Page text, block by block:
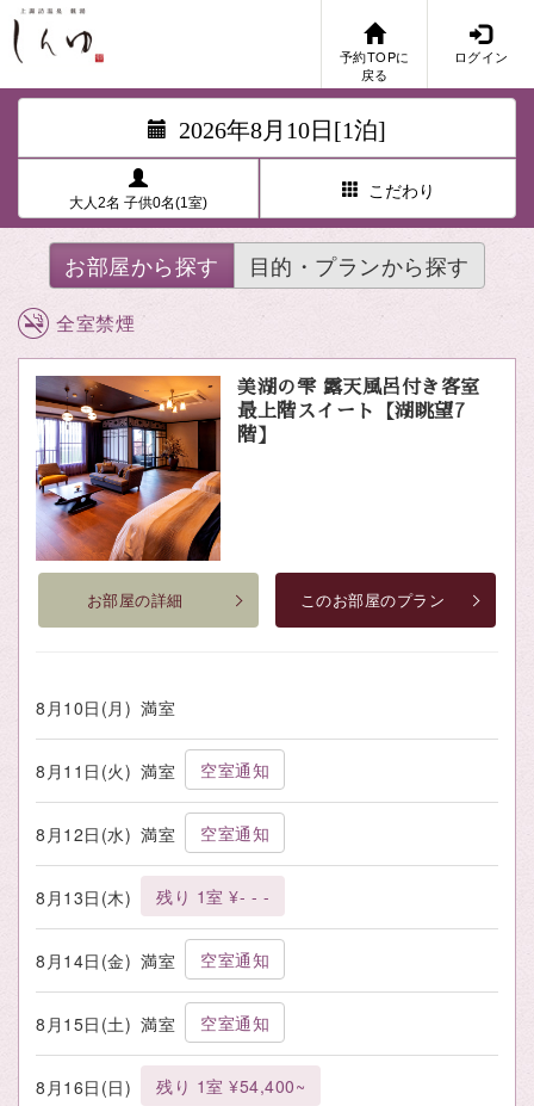
予約TOPに
戻る
ログイン
2026年8月10日[1泊]
大人2名 子供0名(1室)
こだわり
お部屋から探す 目的・プランから探す
全室禁煙
美湖の雫 露天風呂付き客室
最上階スイート【湖眺望7
階】
お部屋の詳細 このお部屋のプラン
8月10日(月) 満室
8月11日(火) 満室 空室通知
8月12日(水) 満室 空室通知
8月13日(木) 残り 1室 ¥- - -
8月14日(金) 満室 空室通知
8月15日(土) 満室 空室通知
8月16日(日) 残り 1室 ¥54,400~